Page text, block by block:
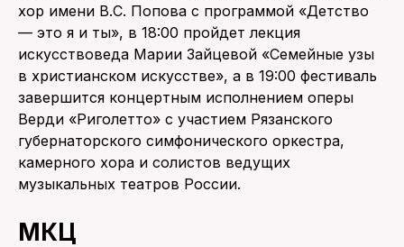
хор имени В.С. Попова с программой «Детство
— это я и ты», в 18:00 пройдет лекция
искусствоведа Марии Зайцевой «Семейные узы
в христианском искусстве», а в 19:00 фестиваль
завершится концертным исполнением оперы
Верди «Риголетто» с участием Рязанского
губернаторского симфонического оркестра,
камерного хора и солистов ведущих
музыкальных театров России.
МКЦ